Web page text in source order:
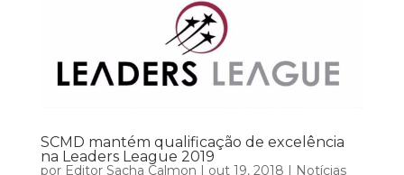
SCMD mantém qualificação de excelência
na Leaders League 2019
por Editor Sacha Calmon | out 19, 2018 | Notícias